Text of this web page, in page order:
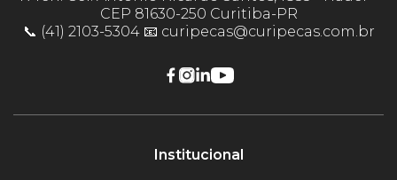
CEP 81630-250 Curitiba-PR
📞 (41) 2103-5304 📧 curipecas@curipecas.com.br
Institucional